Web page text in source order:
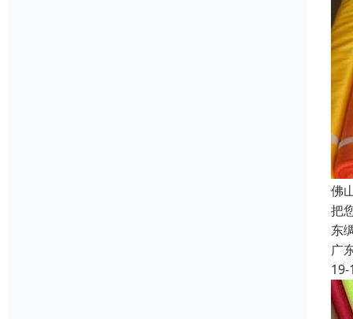
佛
把
东
广
19-